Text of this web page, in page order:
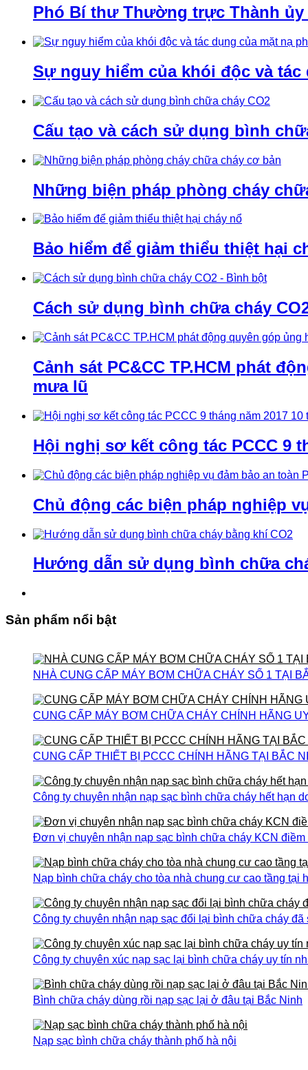
Phó Bí thư Thường trực Thành ủy
Sự nguy hiểm của khói độc và
Cấu tạo và cách sử dụng bình
Những biện pháp phòng cháy
Bảo hiểm để giảm thiểu thiệt hại
Cách sử dụng bình chữa cháy
Cảnh sát PC&CC TP.HCM phát
mưa lũ
Hội nghị sơ kết công tác PCCC 9
Chủ động các biện pháp nghiệp
Hướng dẫn sử dụng bình chữa
Sản phẩm nổi bật
NHÀ CUNG CẤP MÁY BƠM CHỮA CHÁY SỐ 1 TẠI
CUNG CẤP MÁY BƠM CHỮA CHÁY CHÍNH HÃNG
CUNG CẤP THIẾT BỊ PCCC CHÍNH HÃNG TẠI BẮC
Công ty chuyên nhận nạp sạc bình chữa cháy hết hạn
Đơn vị chuyên nhận nạp sạc bình chữa cháy KCN
Nạp bình chữa cháy cho tòa nhà chung cư cao tầng tại
Công ty chuyên nhận nạp sạc đổi lại bình chữa cháy
Công ty chuyên xúc nạp sạc lại bình chữa cháy uy tín
Bình chữa cháy dùng rồi nạp sạc lại ở đâu tại Bắc Ninh
Nạp sạc bình chữa cháy thành phố hà nội